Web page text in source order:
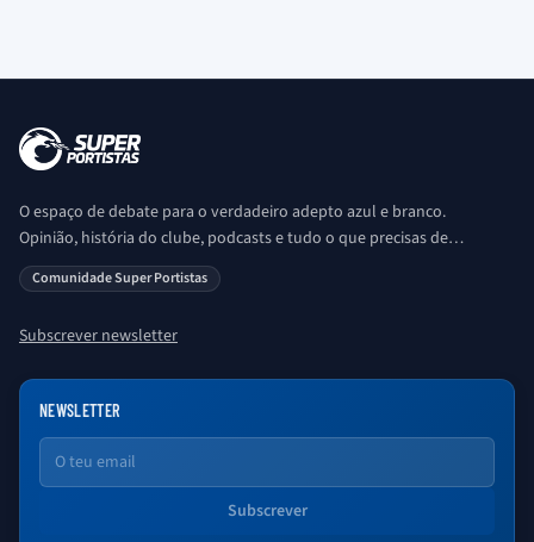
O espaço de debate para o verdadeiro adepto azul e branco.
Opinião, história do clube, podcasts e tudo o que precisas de
saber sobre o universo Porto. Ser Porto é aqui!
Comunidade Super Portistas
Subscrever newsletter
NEWSLETTER
Email
Subscrever